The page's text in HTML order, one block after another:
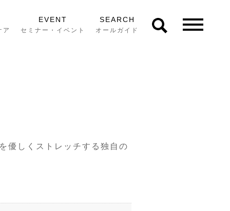
ア
EVENT
セミナー・イベント
SEARCH
オールガイド
優しくストレッチする独自の